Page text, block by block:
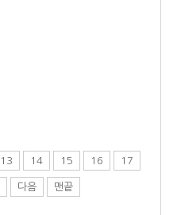
13 14 15 16 17
다음 맨끝